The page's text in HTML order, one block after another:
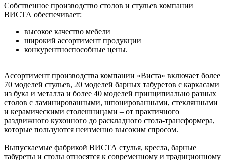
Собственное производство столов и стульев компании
ВИСТА обеспечивает:
высокое качество мебели
широкий ассортимент продукции
конкурентноспособные цены.
Ассортимент производства компании «Виста» включает более
70 моделей стульев, 20 моделей барных табуретов с каркасами
из бука и металла и более 40 моделей принципиально разных
столов с ламинированными, шпонированными, стеклянными
и керамическими столешницами – от практичного
раздвижного кухонного до раскладного стола-трансформера,
которые пользуются неизменно высоким спросом.
Выпускаемые фабрикой ВИСТА стулья, кресла, барные
табуреты и столы относятся к современному и традиционному